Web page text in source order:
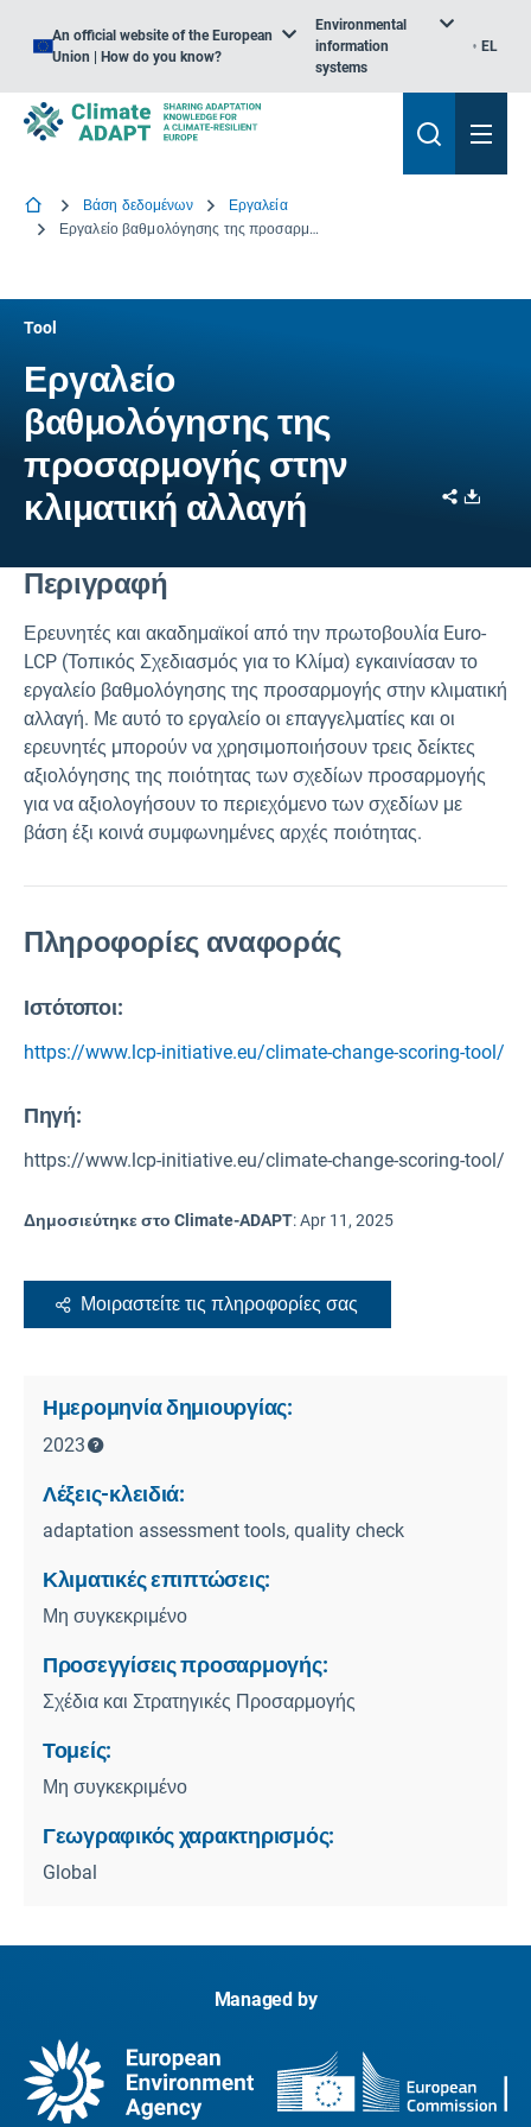
An official website of the European
Union | How do you know?
Environmental
information
systems
EL
Βάση δεδομένων
Εργαλεία
Εργαλείο βαθμολόγησης της προσαρμογής στην κλιματική αλλαγή
Tool
Εργαλείο
βαθμολόγησης της
προσαρμογής στην
κλιματική αλλαγή
Share
Περιγραφή
Ερευνητές και ακαδημαϊκοί από την πρωτοβουλία Euro-
LCP (Τοπικός Σχεδιασμός για το Κλίμα) εγκαινίασαν το
εργαλείο βαθμολόγησης της προσαρμογής στην κλιματική
αλλαγή. Με αυτό το εργαλείο οι επαγγελματίες και οι
ερευνητές μπορούν να χρησιμοποιήσουν τρεις δείκτες
αξιολόγησης της ποιότητας των σχεδίων προσαρμογής
για να αξιολογήσουν το περιεχόμενο των σχεδίων με
βάση έξι κοινά συμφωνημένες αρχές ποιότητας.
Πληροφορίες αναφοράς
Ιστότοποι:
https://www.lcp-initiative.eu/climate-change-scoring-tool/
Πηγή:
https://www.lcp-initiative.eu/climate-change-scoring-tool/
Δημοσιεύτηκε στο Climate-ADAPT:Apr 11, 2025
Μοιραστείτε τις πληροφορίες σας
Ημερομηνία δημιουργίας:
2023
Λέξεις-κλειδιά:
adaptation assessment tools, quality check
Κλιματικές επιπτώσεις:
Μη συγκεκριμένο
Προσεγγίσεις προσαρμογής:
Σχέδια και Στρατηγικές Προσαρμογής
Τομείς:
Μη συγκεκριμένο
Γεωγραφικός χαρακτηρισμός:
Global
Managed by